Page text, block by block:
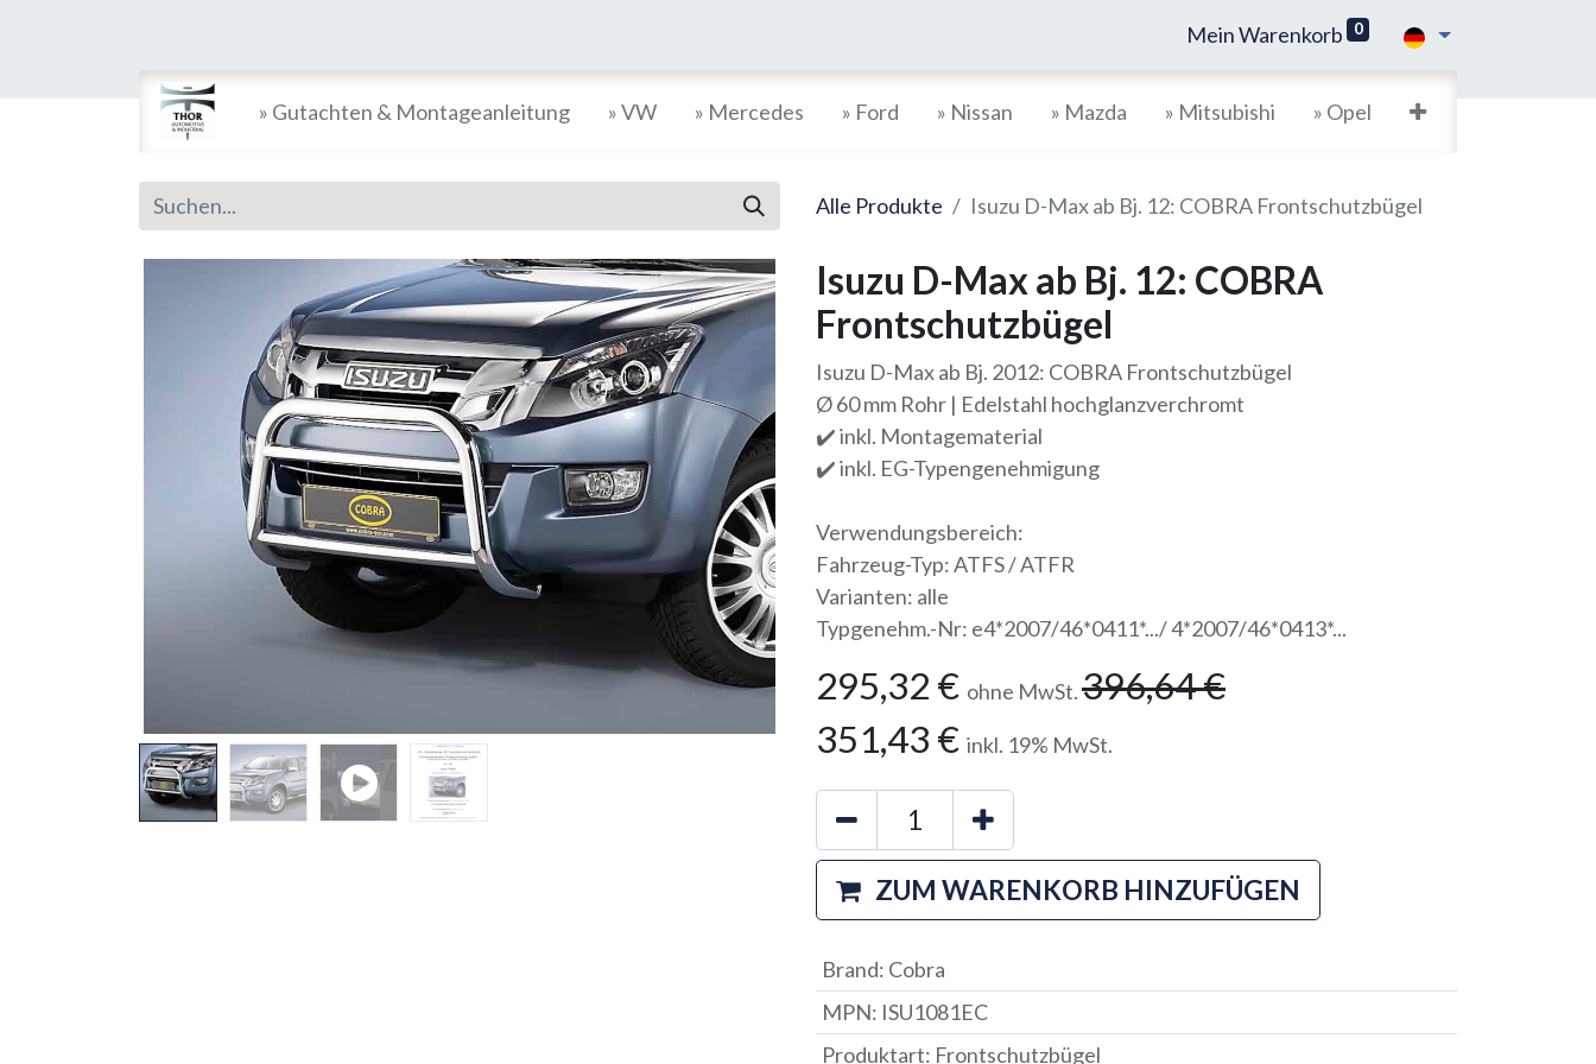
Mein Warenkorb 0
» Gutachten & Montageanleitung » VW » Mercedes » Ford » Nissan » Mazda » Mitsubishi » Opel
Alle Produkte Isuzu D-Max ab Bj. 12: COBRA Frontschutzbügel
Isuzu D-Max ab Bj. 12: COBRA
Frontschutzbügel
Isuzu D-Max ab Bj. 2012: COBRA Frontschutzbügel
Ø 60 mm Rohr | Edelstahl hochglanzverchromt
✔️ inkl. Montagematerial
✔️ inkl. EG-Typengenehmigung
Verwendungsbereich:
Fahrzeug-Typ: ATFS / ATFR
Varianten: alle
Typgenehm.-Nr: e4*2007/46*0411*.../ 4*2007/46*0413*...
295,32 € ohne MwSt.396,64€
351,43 € inkl. 19% MwSt.
ZUM WARENKORB HINZUFÜGEN
Brand: Cobra
MPN: ISU1081EC
Produktart: Frontschutzbügel